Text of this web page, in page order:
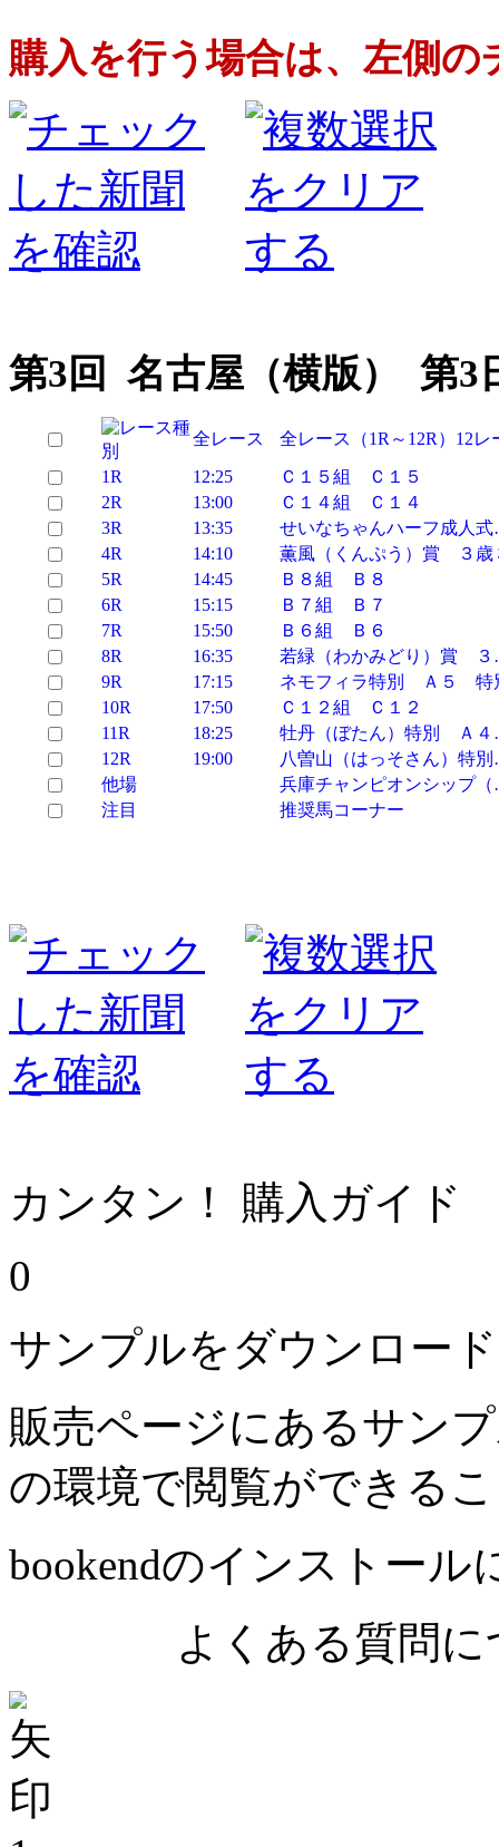
購入を行う場合は、左側
第3回 名古屋（横版） 第3
全レース
全レース（1R～12R）12レ
1R
12:25
Ｃ１５組 Ｃ１５
2R
13:00
Ｃ１４組 Ｃ１４
3R
13:35
せいなちゃんハーフ成人
4R
14:10
薫風（くんぷう）賞 ３歳
5R
14:45
Ｂ８組 Ｂ８
6R
15:15
Ｂ７組 Ｂ７
7R
15:50
Ｂ６組 Ｂ６
8R
16:35
若緑（わかみどり）賞
9R
17:15
ネモフィラ特別 Ａ５ 特
10R
17:50
Ｃ１２組 Ｃ１２
11R
18:25
牡丹（ぼたん）特別 Ａ
12R
19:00
八曽山（はっそさん）特
他場
兵庫チャンピオンシップ
注目
推奨馬コーナー
カンタン！ 購入ガイド
0
サンプルをダウンロー
販売ページにあるサン
の環境で閲覧ができる
bookendのインストール
よくある質問に